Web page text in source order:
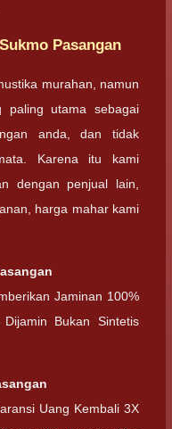
Pasangan
murahan, namun
paling utama sebagai
anda, dan tidak
Karena itu kami
dengan penjual lain,
harga mahar kami
Jaminan 100%
Bukan Sintetis
Uang Kembali 3X